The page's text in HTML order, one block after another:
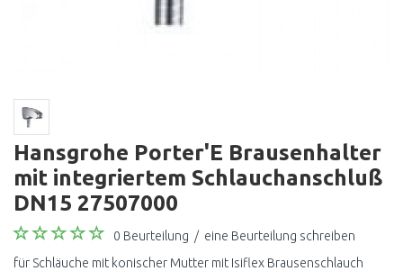
Hansgrohe Porter'E Brausenhalter
mit integriertem Schlauchanschluß
DN15 27507000
0 Beurteilung / eine Beurteilung schreiben
für Schläuche mit konischer Mutter mit Isiflex Brausenschlauch